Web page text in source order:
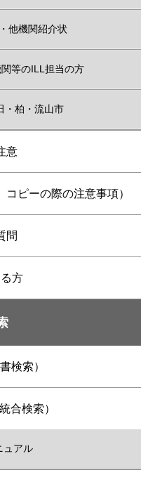
他機関紹介状
等のILL担当の方
・柏・流山市
意
ピーの際の注意事項）
問
方
検索）
合検索）
ュアル